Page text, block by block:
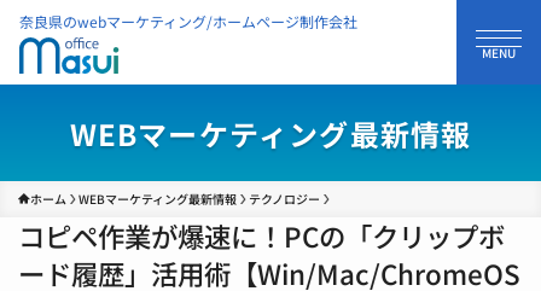
奈良県のwebマーケティング/ホームページ制作会社
WEBマーケティング最新情報
ホーム WEBマーケティング最新情報 テクノロジー
コピペ作業が爆速に！PCの「クリップボ
ード履歴」活用術【Win/Mac/ChromeOS